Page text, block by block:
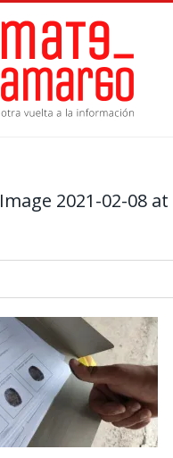
2021-02-08 at